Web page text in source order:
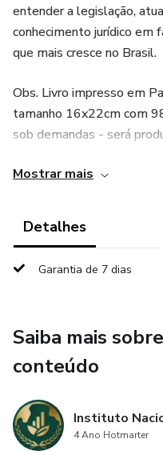
entender a legislação,
conhecimento jurídico
que mais cresce no Brasil.
Obs. Livro impresso em
tamanho 16x22cm com
sob demandas - será
alguns dias. Essa
mais sustentável e
Mostrar mais
Detalhes
Garantia de 7 dias
Saiba mais
conteúdo
Instituto
4 Ano Hotmarter